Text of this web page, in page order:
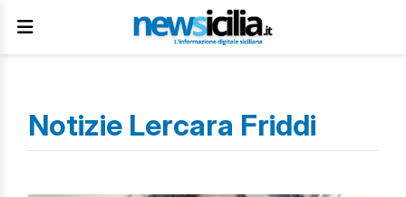
Notizie Lercara Friddi